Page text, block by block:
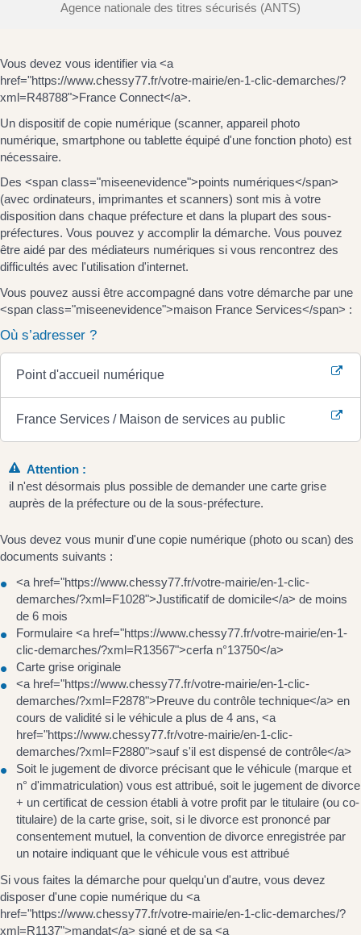
Agence nationale des titres sécurisés (ANTS)
Vous devez vous identifier via <a
href="https://www.chessy77.fr/votre-mairie/en-1-clic-demarches/?
xml=R48788">France Connect</a>.
Un dispositif de copie numérique (scanner, appareil photo
numérique, smartphone ou tablette équipé d'une fonction photo) est
nécessaire.
Des <span class="miseenevidence">points numériques</span>
(avec ordinateurs, imprimantes et scanners) sont mis à votre
disposition dans chaque préfecture et dans la plupart des sous-
préfectures. Vous pouvez y accomplir la démarche. Vous pouvez
être aidé par des médiateurs numériques si vous rencontrez des
difficultés avec l'utilisation d'internet.
Vous pouvez aussi être accompagné dans votre démarche par une
<span class="miseenevidence">maison France Services</span> :
Où s’adresser ?
Point d'accueil numérique
France Services / Maison de services au public
Attention :
il n'est désormais plus possible de demander une carte grise
auprès de la préfecture ou de la sous-préfecture.
Vous devez vous munir d'une copie numérique (photo ou scan) des
documents suivants :
<a href="https://www.chessy77.fr/votre-mairie/en-1-clic-
demarches/?xml=F1028">Justificatif de domicile</a> de moins
de 6 mois
Formulaire <a href="https://www.chessy77.fr/votre-mairie/en-1-
clic-demarches/?xml=R13567">cerfa n°13750</a>
Carte grise originale
<a href="https://www.chessy77.fr/votre-mairie/en-1-clic-
demarches/?xml=F2878">Preuve du contrôle technique</a> en
cours de validité si le véhicule a plus de 4 ans, <a
href="https://www.chessy77.fr/votre-mairie/en-1-clic-
demarches/?xml=F2880">sauf s'il est dispensé de contrôle</a>
Soit le jugement de divorce précisant que le véhicule (marque et
n° d'immatriculation) vous est attribué, soit le jugement de divorce
+ un certificat de cession établi à votre profit par le titulaire (ou co-
titulaire) de la carte grise, soit, si le divorce est prononcé par
consentement mutuel, la convention de divorce enregistrée par
un notaire indiquant que le véhicule vous est attribué
Si vous faites la démarche pour quelqu'un d'autre, vous devez
disposer d'une copie numérique du <a
href="https://www.chessy77.fr/votre-mairie/en-1-clic-demarches/?
xml=R1137">mandat</a> signé et de sa <a